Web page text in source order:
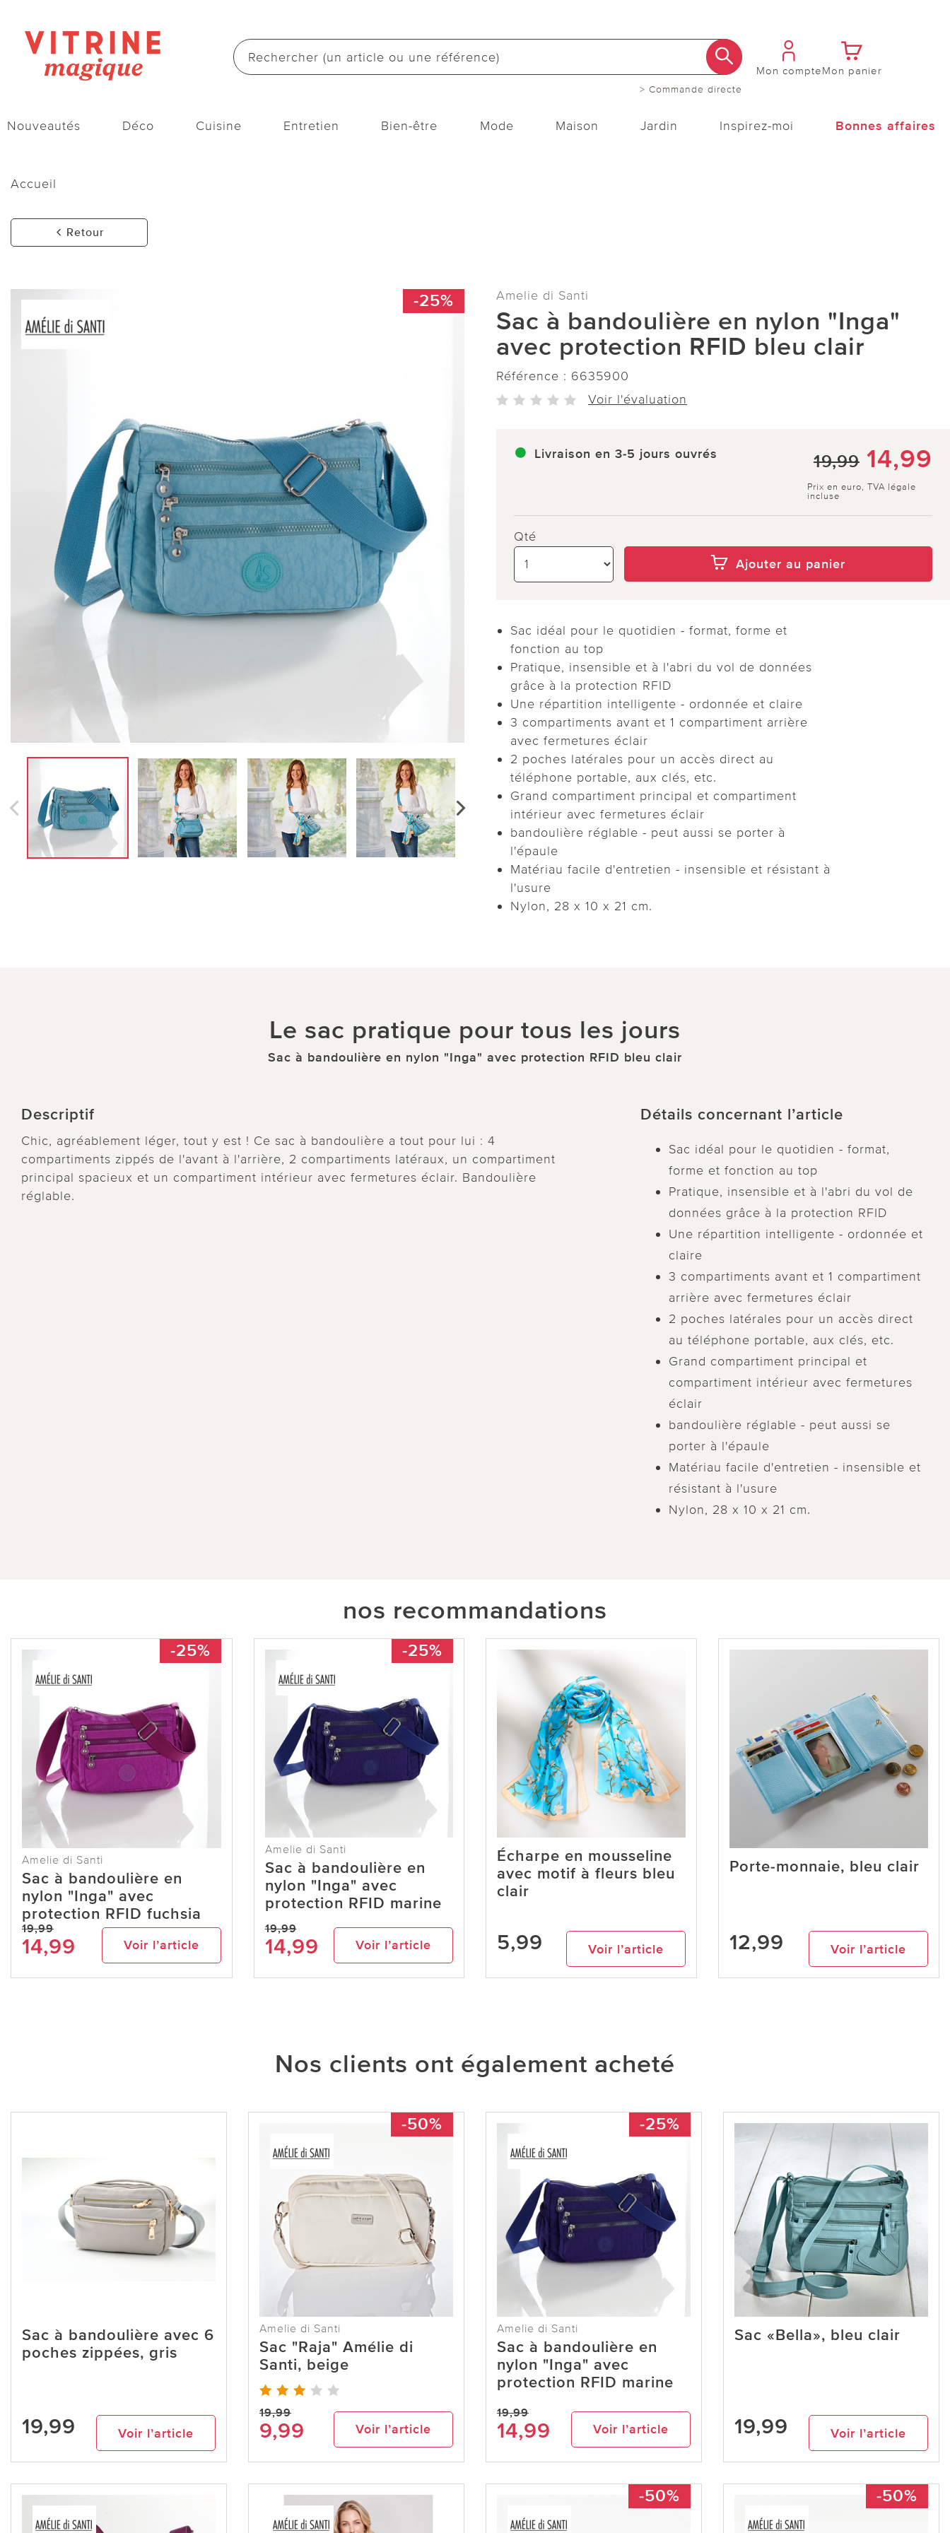
> Commande directe
Mon compteMon panier
Nouveautés Déco Cuisine Entretien Bien-être Mode Maison Jardin Inspirez-moi Bonnes affaires
Accueil
Retour
-25% Amelie di Santi
Sac à bandoulière en nylon "Inga"
avec protection RFID bleu clair
Référence : 6635900
Voir l'évaluation
Livraison en 3-5 jours ouvrés 19,99 14,99
Prix en euro, TVA légale
incluse
Qté
Ajouter au panier
Sac idéal pour le quotidien - format, forme et
fonction au top
Pratique, insensible et à l'abri du vol de données
grâce à la protection RFID
Une répartition intelligente - ordonnée et claire
3 compartiments avant et 1 compartiment arrière
avec fermetures éclair
2 poches latérales pour un accès direct au
téléphone portable, aux clés, etc.
Grand compartiment principal et compartiment
intérieur avec fermetures éclair
bandoulière réglable - peut aussi se porter à
l'épaule
Matériau facile d'entretien - insensible et résistant à
l'usure
Nylon, 28 x 10 x 21 cm.
Le sac pratique pour tous les jours
Sac à bandoulière en nylon "Inga" avec protection RFID bleu clair
Descriptif
Chic, agréablement léger, tout y est ! Ce sac à bandoulière a tout pour lui : 4
compartiments zippés de l'avant à l'arrière, 2 compartiments latéraux, un compartiment
principal spacieux et un compartiment intérieur avec fermetures éclair. Bandoulière
réglable.
Détails concernant l’article
Sac idéal pour le quotidien - format,
forme et fonction au top
Pratique, insensible et à l'abri du vol de
données grâce à la protection RFID
Une répartition intelligente - ordonnée et
claire
3 compartiments avant et 1 compartiment
arrière avec fermetures éclair
2 poches latérales pour un accès direct
au téléphone portable, aux clés, etc.
Grand compartiment principal et
compartiment intérieur avec fermetures
éclair
bandoulière réglable - peut aussi se
porter à l'épaule
Matériau facile d'entretien - insensible et
résistant à l'usure
Nylon, 28 x 10 x 21 cm.
nos recommandations
-25%
Amelie di Santi
Sac à bandoulière en
nylon "Inga" avec
protection RFID fuchsia
19,99
14,99 Voir l’article
-25%
Amelie di Santi
Sac à bandoulière en
nylon "Inga" avec
protection RFID marine
19,99
14,99 Voir l’article
Écharpe en mousseline
avec motif à fleurs bleu
clair
5,99 Voir l’article
Porte-monnaie, bleu clair
12,99 Voir l’article
Nos clients ont également acheté
Sac à bandoulière avec 6
poches zippées, gris
19,99 Voir l’article
-50%
Amelie di Santi
Sac "Raja" Amélie di
Santi, beige
19,99
9,99 Voir l’article
-25%
Amelie di Santi
Sac à bandoulière en
nylon "Inga" avec
protection RFID marine
19,99
14,99 Voir l’article
Sac «Bella», bleu clair
19,99 Voir l’article
-50% -50%